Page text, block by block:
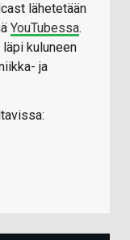
lähetetään
YouTubessa.
kuluneen
ja